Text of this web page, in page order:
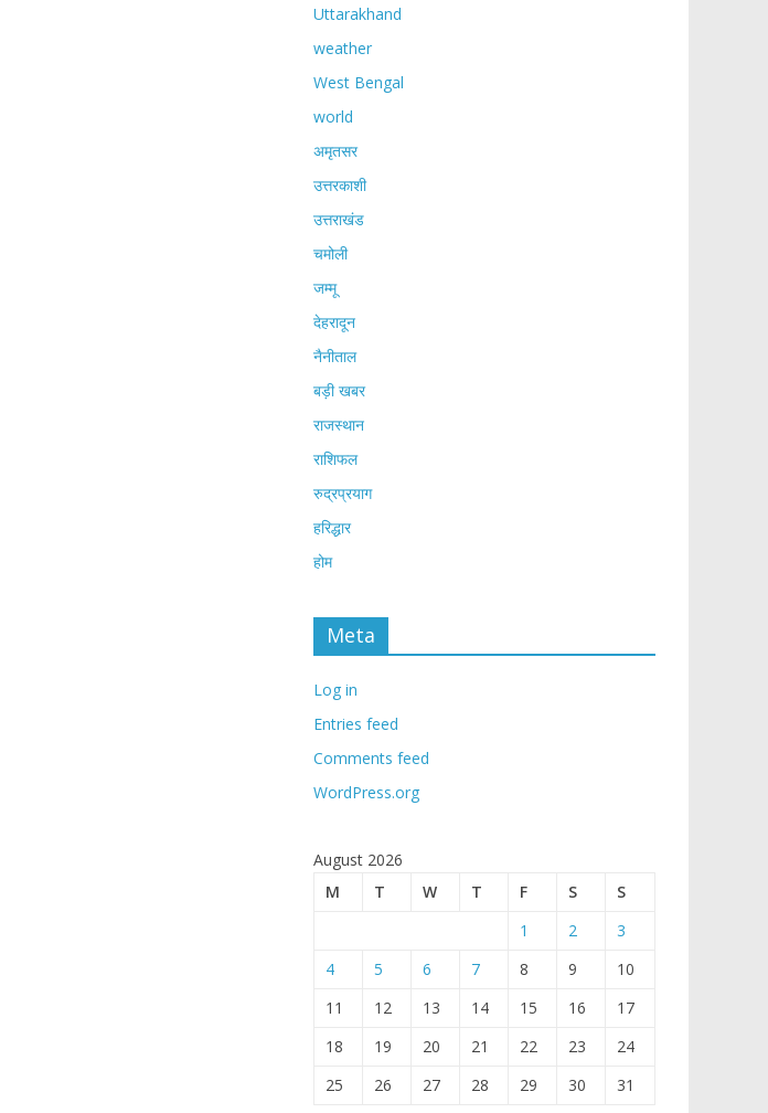
Uttarakhand
weather
West Bengal
world
अमृतसर
उत्तरकाशी
उत्तराखंड
चमोली
जम्मू
देहरादून
नैनीताल
बड़ी खबर
राजस्थान
राशिफल
रुद्रप्रयाग
हरिद्धार
होम
Meta
Log in
Entries feed
Comments feed
WordPress.org
August 2026
M
T W T F S
S
1
2
3
4
5 6 7 8 9
10
11
12 13 14 15 16
17
18
19 20 21 22 23
24
25
26 27 28 29 30 31